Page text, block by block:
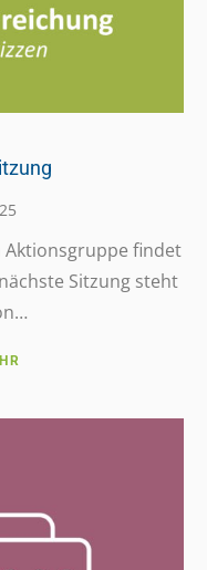
Akti­ons­gruppe findet
Sitzung steht